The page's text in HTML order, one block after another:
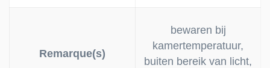
Remarque(s)
bewaren bij
kamertemperatuur,
buiten bereik van licht,